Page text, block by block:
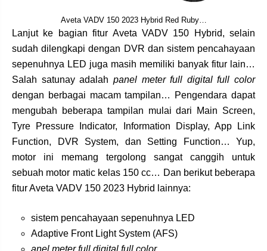
Aveta VADV 150 2023 Hybrid Red Ruby…
Lanjut ke bagian fitur Aveta VADV 150 Hybrid, selain
sudah dilengkapi dengan DVR dan sistem pencahayaan
sepenuhnya LED juga masih memiliki banyak fitur lain…
Salah satunay adalah panel meter full digital full color
dengan berbagai macam tampilan… Pengendara dapat
mengubah beberapa tampilan mulai dari Main Screen,
Tyre Pressure Indicator, Information Display, App Link
Function, DVR System, dan Setting Function… Yup,
motor ini memang tergolong sangat canggih untuk
sebuah motor matic kelas 150 cc… Dan berikut beberapa
fitur Aveta VADV 150 2023 Hybrid lainnya:
sistem pencahayaan sepenuhnya LED
Adaptive Front Light System (AFS)